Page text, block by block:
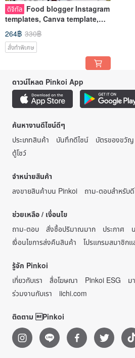
ดิจิทัล Food blogger Instagram
templates, Canva template,
Instagram stories and posts
264฿ 330฿
สั่งทำพิเศษ
ดาวน์โหลด Pinkoi App
ค้นหางานดีไซน์ดีๆ
ประเภทสินค้า
บันทึกดีไซน์ บัตรของขวั
ตู้โชว์
จำหน่ายสินค้า
ลงขายสินค้าบน Pinkoi
ถาม-ตอบสำหรับดี
ช่วยเหลือ / เงื่อนไข
ถาม-ตอบ
สั่งซื้อปริมาณมาก ประกาศ
เงื่อนไขการส่งคืนสินค้า
โปรแกรมสมาชิก
รู้จัก Pinkoi
เกี่ยวกับเรา
สื่อโฆษณา Pinkoi ESG
ม
ร่วมงานกับเรา
iichi.com
ติดตาม Pinkoi